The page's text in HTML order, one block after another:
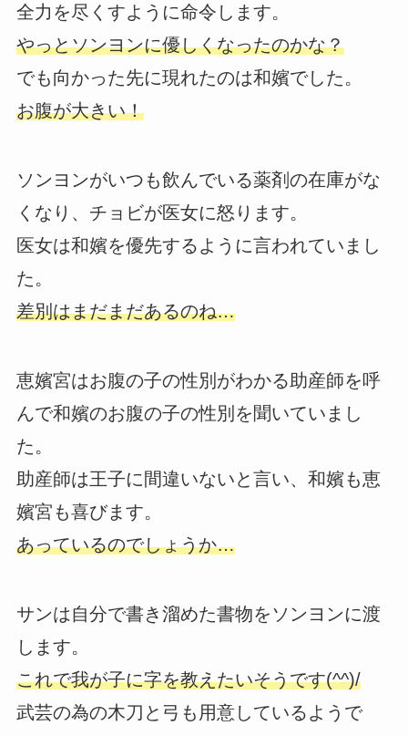
全力を尽くすように命令します。
やっとソンヨンに優しくなったのかな？
でも向かった先に現れたのは和嬪でした。
お腹が大きい！
ソンヨンがいつも飲んでいる薬剤の在庫がな
くなり、チョビが医女に怒ります。
医女は和嬪を優先するように言われていまし
た。
差別はまだまだあるのね…
恵嬪宮はお腹の子の性別がわかる助産師を呼
んで和嬪のお腹の子の性別を聞いていまし
た。
助産師は王子に間違いないと言い、和嬪も恵
嬪宮も喜びます。
あっているのでしょうか…
サンは自分で書き溜めた書物をソンヨンに渡
します。
これで我が子に字を教えたいそうです(^^)/
武芸の為の木刀と弓も用意しているようで